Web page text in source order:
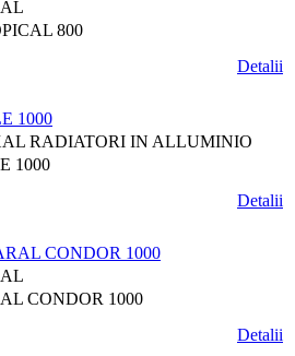
800
Detalii
1000
RADIATORI IN ALLUMINIO
1000
Detalii
CONDOR 1000
CONDOR 1000
Detalii